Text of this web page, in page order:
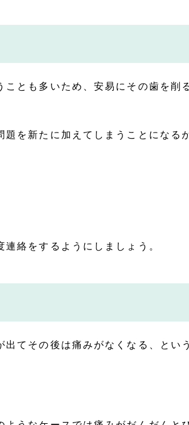
とも多いため、安易にその歯を削
を新たに加えてしまうことになる
絡をするようにしましょう。
てその後は痛みがなくなる、とい